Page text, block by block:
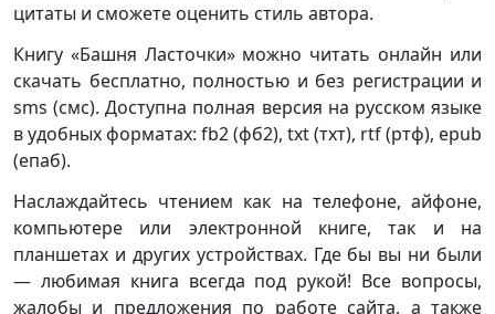
цитаты и сможете оценить стиль автора.
Книгу «Башня Ласточки» можно читать онлайн или
скачать бесплатно, полностью и без регистрации и
sms (смс). Доступна полная версия на русском языке
в удобных форматах: fb2 (фб2), txt (тхт), rtf (ртф), epub
(епаб).
Наслаждайтесь чтением как на телефоне, айфоне,
компьютере или электронной книге, так и на
планшетах и других устройствах. Где бы вы ни были
— любимая книга всегда под рукой! Все вопросы,
жалобы и предложения по работе сайта, а также